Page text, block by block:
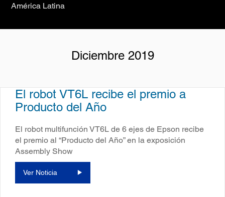
América Latina
Diciembre 2019
El robot VT6L recibe el premio a
Producto del Año
El robot multifunción VT6L de 6 ejes de Epson recibe
el premio al “Producto del Año” en la exposición
Assembly Show
Ver Noticia